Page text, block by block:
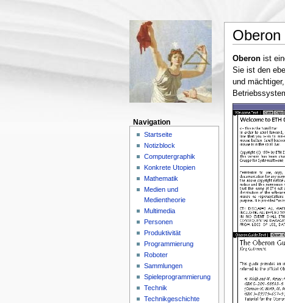
Oberon
Oberonist
Sie ist den
und
Navigation
Startseite
Notizblock
Computergraphik
Konkrete Utopien
Mathematik
Medien und
Medientheorie
Multimedia
Personen
Produktivität
Programmierung
Roboter
Sammlungen
Spieleprogrammierung
Technik
Technikgeschichte